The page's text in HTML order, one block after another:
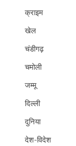
क्राइम
खेल
चंडीगढ़
चमोली
जम्मू
दिल्ली
दुनिया
देश-विदेश